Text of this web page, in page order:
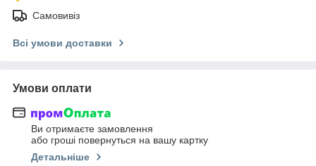
Самовивіз
Всі умови доставки
Умови оплати
Ви отримаєте замовлення
або гроші повернуться на вашу картку
Детальніше